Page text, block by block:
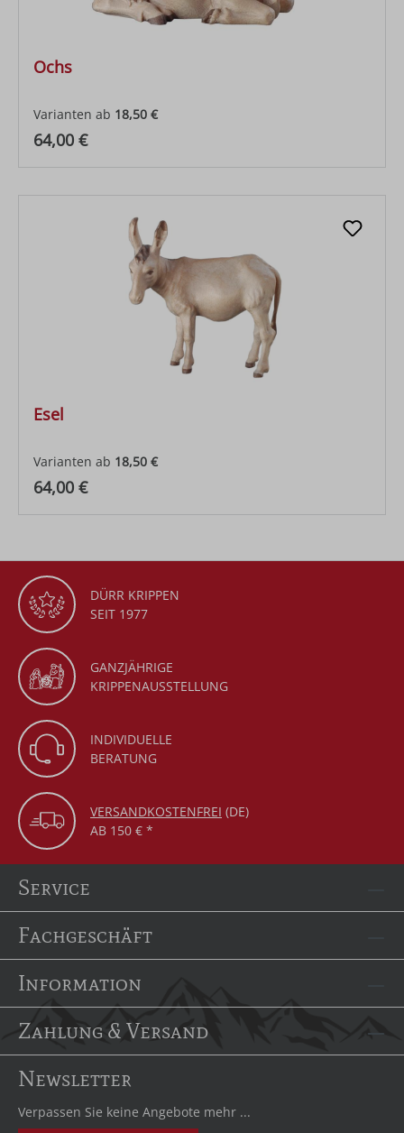
Ochs
Varianten ab 18,50 €
Regulärer Preis:
64,00 €
Esel
Varianten ab 18,50 €
Regulärer Preis:
64,00 €
DÜRR KRIPPEN
SEIT 1977
GANZJÄHRIGE
KRIPPENAUSSTELLUNG
INDIVIDUELLE
BERATUNG
VERSANDKOSTENFREI (DE)
AB 150 € *
Service
Fachgeschäft
Information
Zahlung & Versand
Newsletter
Verpassen Sie keine Angebote mehr ...